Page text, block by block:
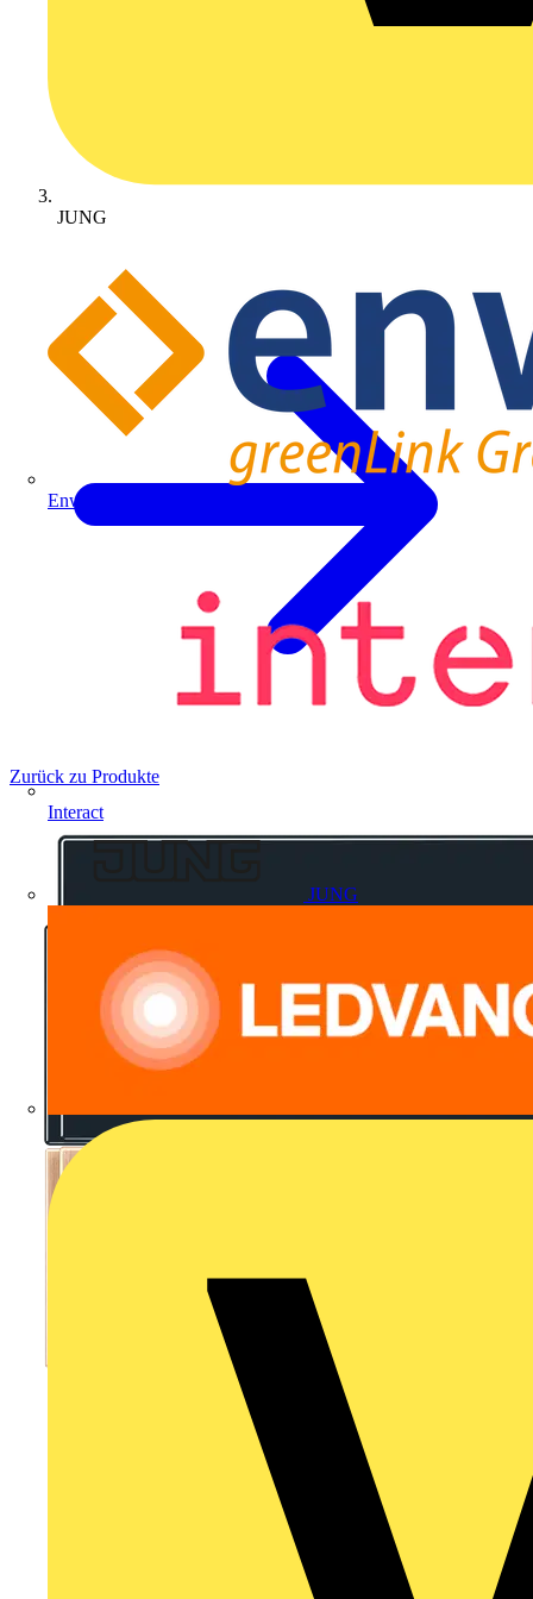
Enwitec
Interact
JUNG
JUNG
Zurück zu Produkte